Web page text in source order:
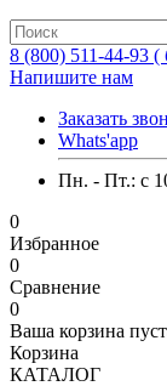
8 (800) 511-44-93
Напишите нам
Заказать
Whats'app
Пн. - Пт.: c
0
Избранное
0
Сравнение
0
Ваша корзина
Корзина
КАТАЛОГ